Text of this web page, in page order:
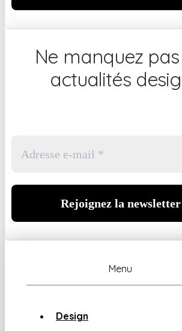
Ne manquez
actualités
Menu
Design